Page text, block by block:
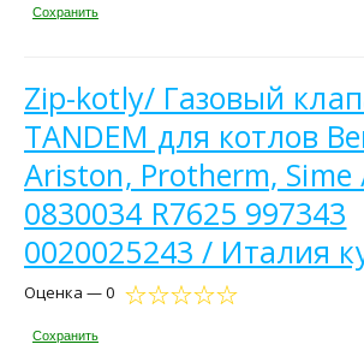
Сохранить
Zip-kotly/ Газовый
TANDEM для котлов
Ariston, Protherm, Sime
0830034 R7625 997343
0020025243 / Италия
Оценка — 0
Сохранить